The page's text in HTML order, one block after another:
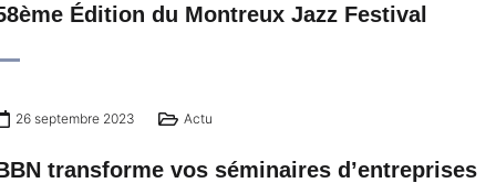
Édition du Montreux Jazz Festival
26 septembre 2023 Actu
transforme vos séminaires d’entreprises